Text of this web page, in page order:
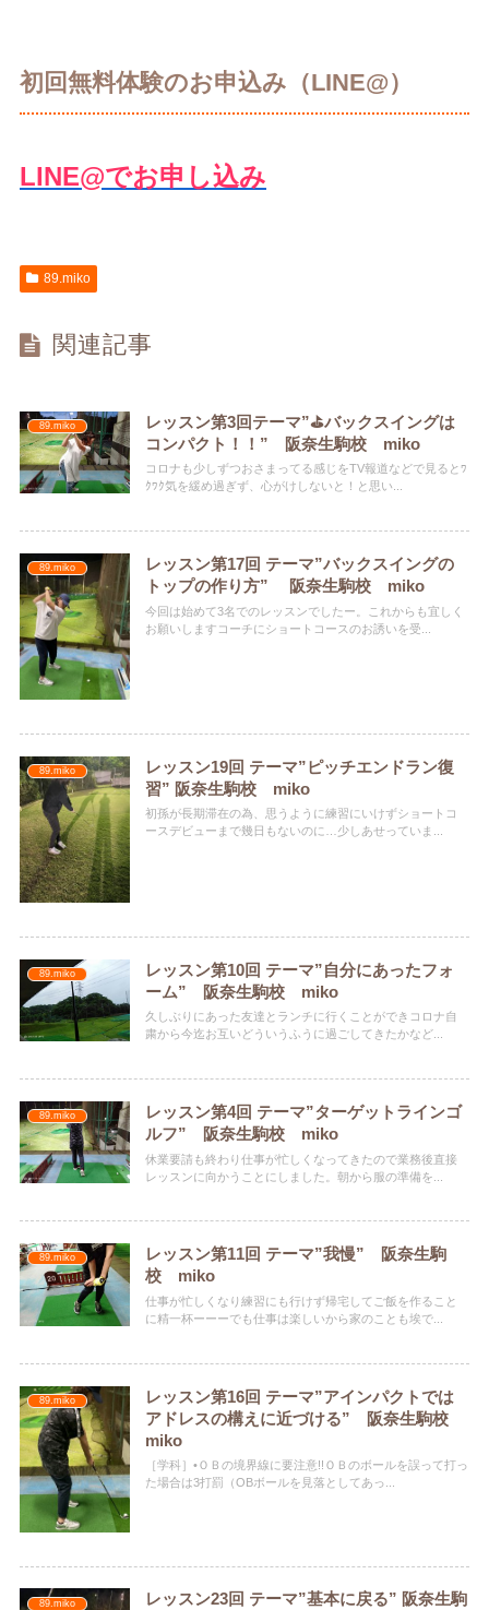
初回無料体験のお申込み（LINE@）
LINE@でお申し込み
89.miko
関連記事
89.miko
レッスン第3回テーマ”⛳バックスイングは
コンパクト！！” 阪奈生駒校 miko
コロナも少しずつおさまってる感じをTV報道などで見るとﾜ
ｸﾜｸ気を緩め過ぎず、心がけしないと！と思い...
89.miko
レッスン第17回 テーマ”バックスイングの
トップの作り方” 阪奈生駒校 miko
今回は始めて3名でのレッスンでしたー。これからも宜しく
お願いしますコーチにショートコースのお誘いを受...
89.miko
レッスン19回 テーマ”ピッチエンドラン復
習” 阪奈生駒校 miko
初孫が長期滞在の為、思うように練習にいけずショートコ
ースデビューまで幾日もないのに…少しあせっていま...
89.miko
レッスン第10回 テーマ”自分にあったフォ
ーム” 阪奈生駒校 miko
久しぶりにあった友達とランチに行くことができコロナ自
粛から今迄お互いどういうふうに過ごしてきたかなど...
89.miko
レッスン第4回 テーマ”ターゲットラインゴ
ルフ” 阪奈生駒校 miko
休業要請も終わり仕事が忙しくなってきたので業務後直接
レッスンに向かうことにしました。朝から服の準備を...
89.miko
レッスン第11回 テーマ”我慢” 阪奈生駒
校 miko
仕事が忙しくなり練習にも行けず帰宅してご飯を作ること
に精一杯ーーーでも仕事は楽しいから家のことも埃で...
89.miko
レッスン第16回 テーマ”アインパクトでは
アドレスの構えに近づける” 阪奈生駒校
miko
［学科］•ＯＢの境界線に要注意!!ＯＢのボールを誤って打っ
た場合は3打罰（OBボールを見落としてあっ...
89.miko
レッスン23回 テーマ”基本に戻る” 阪奈生駒